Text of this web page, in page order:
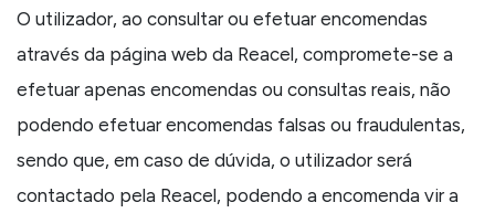
O utilizador, ao consultar ou efetuar encomendas
através da página web da Reacel, compromete-se a
efetuar apenas encomendas ou consultas reais, não
podendo efetuar encomendas falsas ou fraudulentas,
sendo que, em caso de dúvida, o utilizador será
contactado pela Reacel, podendo a encomenda vir a